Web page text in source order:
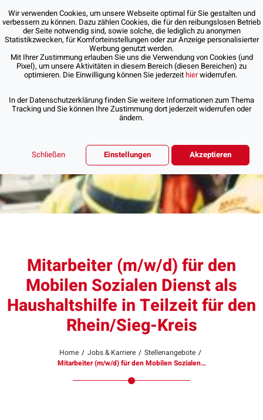
Mitarbeiter (m/w/d) für den
Mobilen Sozialen Dienst als
Haushaltshilfe in Teilzeit für den
Rhein/Sieg-Kreis
Home / Jobs & Karriere / Stellenangebote /
Mitarbeiter (m/w/d) für den Mobilen Sozialen…
Wir verwenden Cookies, um unsere Webseite optimal für Sie gestalten und
verbessern zu können. Dazu zählen Cookies, die für den reibungslosen Betrieb
der Seite notwendig sind, sowie solche, die lediglich zu anonymen
Statistikzwecken, für Komforteinstellungen oder zur Anzeige personalisierter
Werbung genutzt werden.
Mit Ihrer Zustimmung erlauben Sie uns die Verwendung von Cookies (und
Pixel), um unsere Aktivitäten in diesem Bereich (diesen Bereichen) zu
optimieren. Die Einwilligung können Sie jederzeithierwiderrufen.
In der Datenschutzerklärung finden Sie weitere Informationen zum Thema
Tracking und Sie können Ihre Zustimmung dort jederzeit widerrufen oder
ändern.
Schließen Einstellungen Akzeptieren